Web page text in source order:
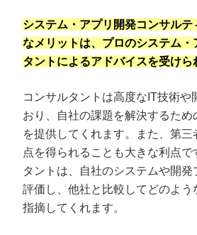
システム・アプリ開発コンサルテ
なメリットは、プロのシステム・
タントによるアドバイスを受けら
コンサルタントは高度なIT技術や
おり、自社の課題を解決するため
を提供してくれます。また、第三
点を得られることも大きな利点
タントは、自社のシステムや開発
評価し、他社と比較してどのよう
指摘してくれます。